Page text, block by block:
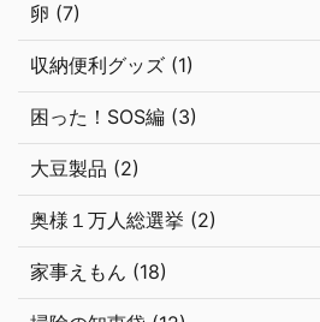
卵 (7)
収納便利グッズ (1)
困った！SOS編 (3)
大豆製品 (2)
奥様１万人総選挙 (2)
家事えもん (18)